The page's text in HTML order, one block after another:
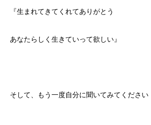
『生まれてきてくれてありがとう
あなたらしく生きていって欲しい』
そして、もう一度自分に聞いてみてください